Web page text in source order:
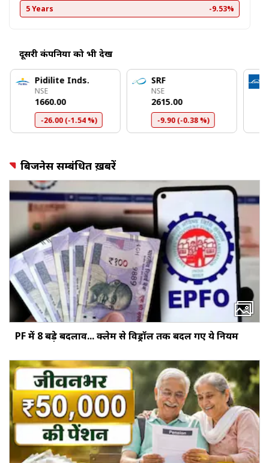
5 Years -9.53%
दूसरी कंपनियों को भी देखें
Pidilite Inds.
NSE
₹1660.00
-26.00 (-1.54 %)
SRF
NSE
₹2615.00
-9.90 (-0.38 %)
बिजनेस सम्बंधित ख़बरें
PF में 8 बड़े बदलाव... क्‍लेम से विड्रॉल तक बदल गए ये नियम